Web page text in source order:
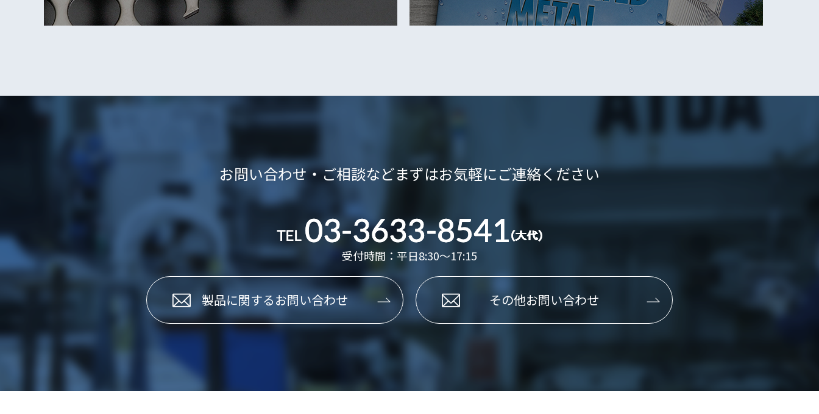
お問い合わせ・ご相談などまずはお気軽にご連絡ください
受付時間：平日8:30～17:15
製品に関するお問い合わせ その他お問い合わせ